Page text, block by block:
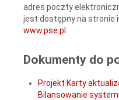
adres poczty
jest dostępny na stronie
www.pse.pl
Dokumenty do
Projekt Karty
Bilansowanie